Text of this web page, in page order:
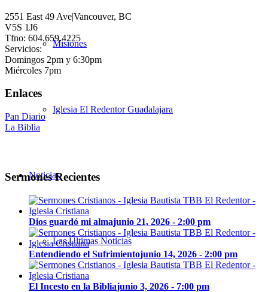
Misiones
Iglesia El Redentor Guadalajara
Noticias
Las Últimas Noticias
2551 East 49 Ave|Vancouver, BC
V5S 1J6
Tfno: 604.659.4225
Servicios:
Domingos 2pm y 6:30pm
Miércoles 7pm
Enlaces
Pan Diario
La Biblia
Sermones Recientes
Dios guardó mi almajunio 21, 2026 - 2:00 pm
Entendiendo el Sufrimientojunio 14, 2026 - 2:00 pm
El Incesto en la Bibliajunio 3, 2026 - 7:00 pm